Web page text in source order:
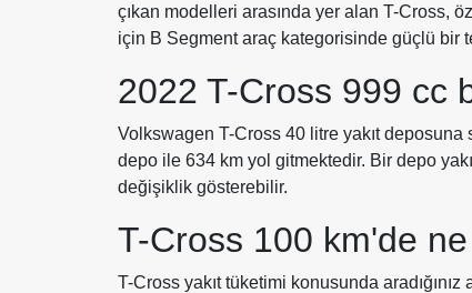
çıkan modelleri arasında yer alan T-Cross,
için B Segment araç kategorisinde güçlü bir
2022 T-Cross 999 cc
Volkswagen T-Cross 40 litre yakıt
depo ile 634 km yol gitmektedir. Bir depo
değişiklik gösterebilir.
T-Cross 100 km'de
T-Cross yakıt tüketimi konusunda